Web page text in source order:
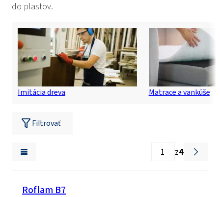
do plastov.
Imitácia dreva Matrace a vankúše
Filtrovať
z4
Roflam B7